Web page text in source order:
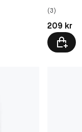
(3)
Pris: 209 kr
209 kr